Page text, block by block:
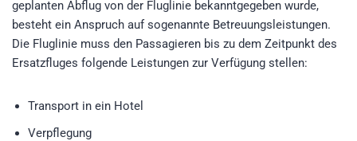
geplanten Abflug von der Fluglinie bekanntgegeben wurde,
besteht ein Anspruch auf sogenannte Betreuungsleistungen.
Die Fluglinie muss den Passagieren bis zu dem Zeitpunkt des
Ersatzfluges folgende Leistungen zur Verfügung stellen:
Transport in ein Hotel
Verpflegung